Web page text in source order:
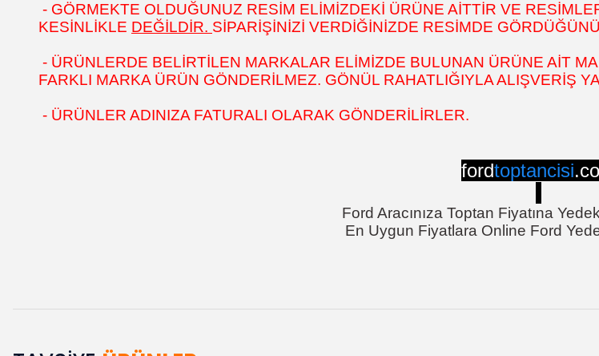
- GÖRMEKTE OLDUĞUNUZ RESİM ELİMİZDEKİ ÜRÜNE AİTTİR VE
KESİNLİKLE DEĞİLDİR. SİPARİŞİNİZİ VERDİĞİNİZDE RESİMDE
- ÜRÜNLERDE BELİRTİLEN MARKALAR ELİMİZDE BULUNAN ÜRÜNE AİT
FARKLI MARKA ÜRÜN GÖNDERİLMEZ. GÖNÜL RAHATLIĞIYLA ALIŞVERİŞ
- ÜRÜNLER ADINIZA FATURALI OLARAK GÖNDERİLİRLER.
fordtoptancisi
Ford Aracınıza Toptan Fiyatına
En Uygun Fiyatlara Online Ford